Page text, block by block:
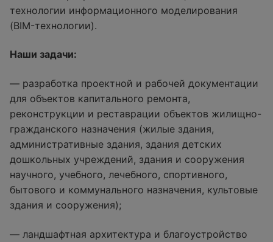
технологии информационного моделирования
(BIM-технологии).
Наши задачи:
— разработка проектной и рабочей документации
для объектов капитального ремонта,
реконструкции и реставрации объектов жилищно-
гражданского назначения (жилые здания,
административные здания, здания детских
дошкольных учреждений, здания и сооружения
научного, учебного, лечебного, спортивного,
бытового и коммунального назначения, культовые
здания и сооружения);
— ландшафтная архитектура и благоустройство